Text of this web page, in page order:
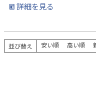
詳細を見る
並び替え 安い順 高い順